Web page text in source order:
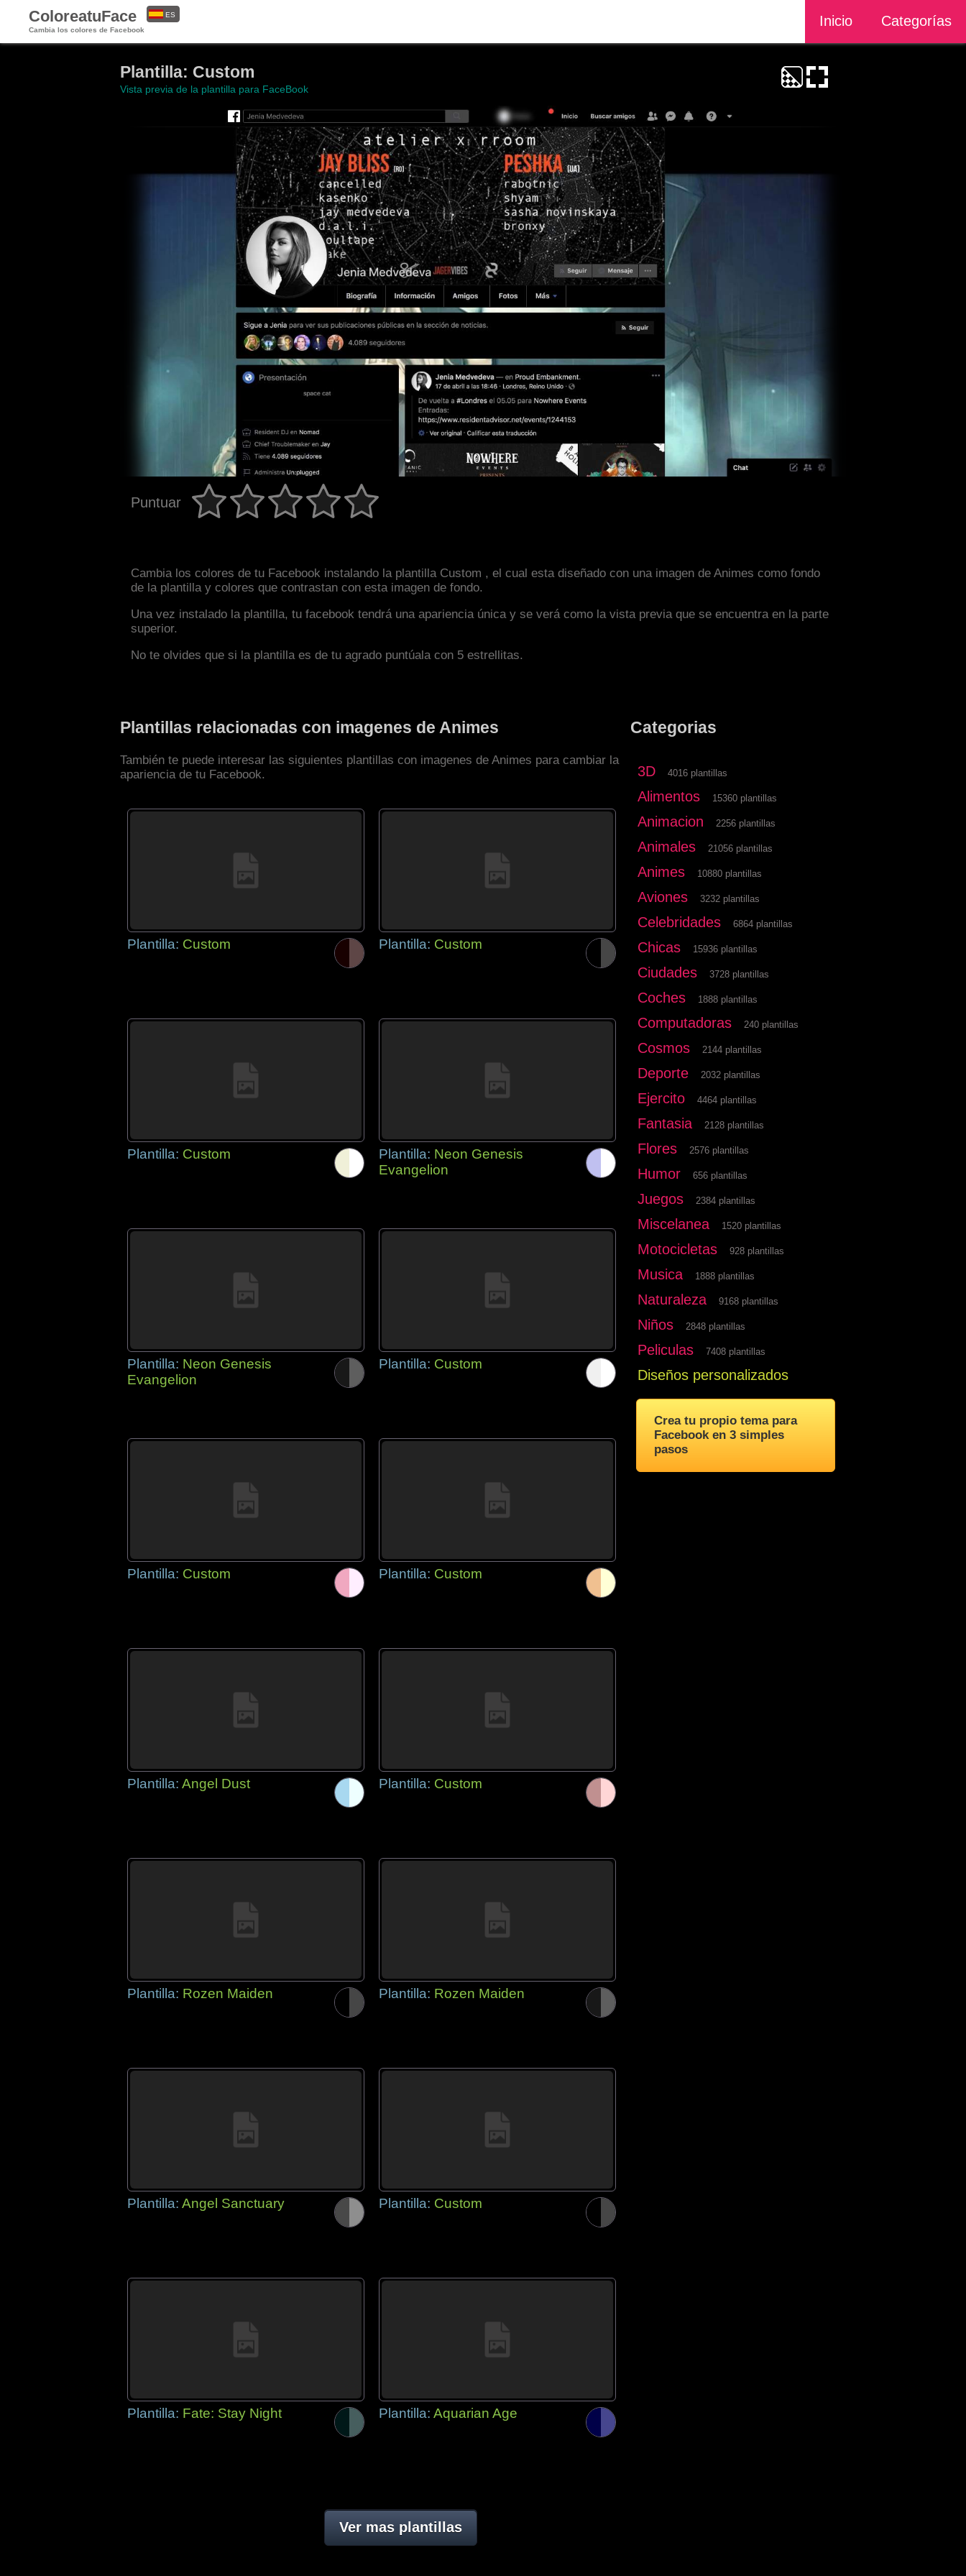
ColoreatuFace
Cambia los colores de Facebook
Inicio Categorías
ES
Plantilla: Custom
Vista previa de la plantilla para FaceBook
Puntuar
Cambia los colores de tu Facebook instalando la plantilla Custom , el cual esta diseñado con una imagen de Animes como fondo
de la plantilla y colores que contrastan con esta imagen de fondo.
Una vez instalado la plantilla, tu facebook tendrá una apariencia única y se verá como la vista previa que se encuentra en la parte
superior.
No te olvides que si la plantilla es de tu agrado puntúala con 5 estrellitas.
Plantillas relacionadas con imagenes de Animes
También te puede interesar las siguientes plantillas con imagenes de Animes para cambiar la
apariencia de tu Facebook.
Plantilla: Custom Plantilla: Custom
Plantilla: Custom Plantilla: Neon Genesis
Evangelion
Plantilla: Neon Genesis
Evangelion
Plantilla: Custom
Plantilla: Custom Plantilla: Custom
Plantilla: Angel Dust Plantilla: Custom
Plantilla: Rozen Maiden Plantilla: Rozen Maiden
Plantilla: Angel Sanctuary Plantilla: Custom
Plantilla: Fate: Stay Night Plantilla: Aquarian Age
Ver mas plantillas
Categorias
3D 4016 plantillas
Alimentos 15360 plantillas
Animacion 2256 plantillas
Animales 21056 plantillas
Animes 10880 plantillas
Aviones 3232 plantillas
Celebridades 6864 plantillas
Chicas 15936 plantillas
Ciudades 3728 plantillas
Coches 1888 plantillas
Computadoras 240 plantillas
Cosmos 2144 plantillas
Deporte 2032 plantillas
Ejercito 4464 plantillas
Fantasia 2128 plantillas
Flores 2576 plantillas
Humor 656 plantillas
Juegos 2384 plantillas
Miscelanea 1520 plantillas
Motocicletas 928 plantillas
Musica 1888 plantillas
Naturaleza 9168 plantillas
Niños 2848 plantillas
Peliculas 7408 plantillas
Diseños personalizados
Crea tu propio tema para
Facebook en 3 simples
pasos